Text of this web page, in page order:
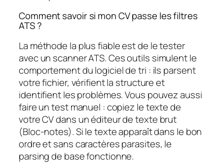
Comment savoir si mon CV passe les filtres
ATS ?
La méthode la plus fiable est de le tester
avec un scanner ATS. Ces outils simulent le
comportement du logiciel de tri : ils parsent
votre fichier, vérifient la structure et
identifient les problèmes. Vous pouvez aussi
faire un test manuel : copiez le texte de
votre CV dans un éditeur de texte brut
(Bloc-notes). Si le texte apparaît dans le bon
ordre et sans caractères parasites, le
parsing de base fonctionne.